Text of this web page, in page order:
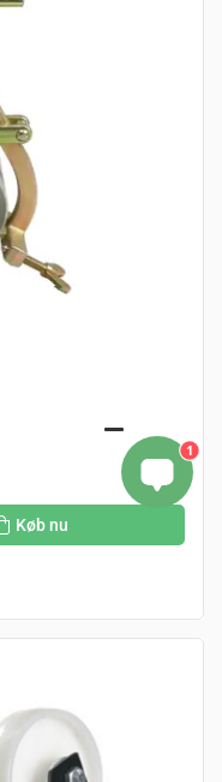
Køb nu
1